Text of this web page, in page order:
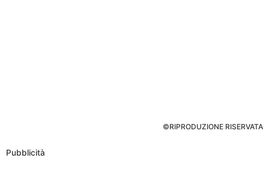
©RIPRODUZIONE RISERVATA
Pubblicità